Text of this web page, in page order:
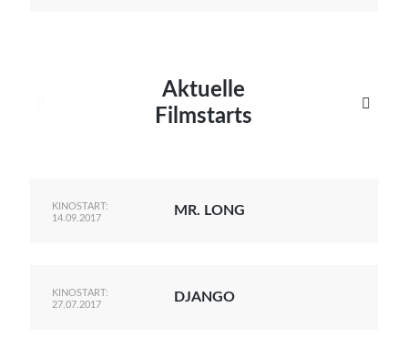
Aktuelle
Filmstarts

KINOSTART:
14.09.2017
MR. LONG
KINOSTART:
27.07.2017
DJANGO